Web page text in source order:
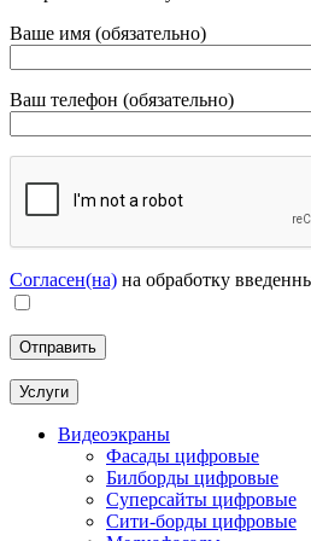
Ваше имя (обязательно)
Ваш телефон (обязательно)
Согласен(на) на обработку
Услуги
Видеоэкраны
Фасады цифровые
Билборды цифровые
Суперсайты цифровые
Сити-борды цифровые